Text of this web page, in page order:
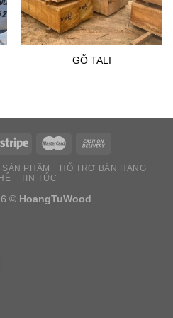
GỖ TALI
SẢN PHẨM
HỖ TRỢ BÁN HÀNG
TIN TỨC
© HoangTuWood